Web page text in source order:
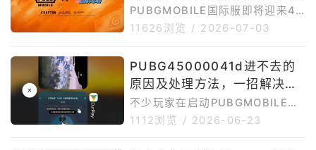
极速对战、多地图多模式、手机端
专属操作优化、训练模式和好友语
音聊天等内容。目前PUBGMOBIL
ror版本记录显示，PUBGMOBILE
4.5.0于202
5版本更新时间
PUBGMOBILE国际服即将迎来4.
5版本更新。本次4.5版本最大的
根据相关报道，PUBGMOBILEx
火影忍者疾风传联动将随PUBGM
OBILEv4.5版本一起上线，合作内
容预计于2026年7月9日开放，不
过全球服、韩服、越南服等不同版
11626浏览 / 2026-07-03
PUBG45000041d进不去的
原因及处理方法，一招解决登
录失败问题
不少玩家在启动PUBGMOBILE国
际服时，会遇到“45000041d”错
1112浏览 / 2026-06-23